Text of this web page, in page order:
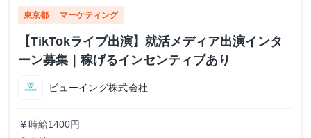
東京都 マーケティング
【TikTokライブ出演】就活メディア出演インタ
ーン募集｜稼げるインセンティブあり
ビューイング株式会社
currency_yen 時給1400円